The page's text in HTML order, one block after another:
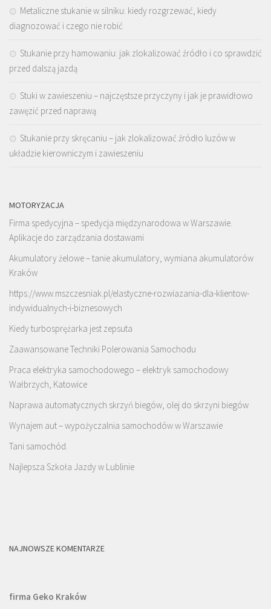
Metaliczne stukanie w silniku: kiedy rozgrzewać, kiedy
diagnozować i czego nie robić
Stukanie przy hamowaniu: jak zlokalizować źródło i co sprawdzić
przed dalszą jazdą
Stuki w zawieszeniu – najczęstsze przyczyny i jak je prawidłowo
zawęzić przed naprawą
Stukanie przy skręcaniu – jak zlokalizować źródło luzów w
układzie kierowniczym i zawieszeniu
MOTORYZACJA
Firma spedycyjna – spedycja międzynarodowa w Warszawie.
Aplikacje do zarządzania dostawami
Akumulatory żelowe – tanie akumulatory, wymiana akumulatorów
Kraków
https://www.mszczesniak.pl/elastyczne-rozwiazania-dla-klientow-
indywidualnych-i-biznesowych
Kiedy turbosprężarka jest zepsuta
Zaawansowane Techniki Polerowania Samochodu
Praca elektryka samochodowego – elektryk samochodowy
Wałbrzych, Katowice
Naprawa automatycznych skrzyń biegów, olej do skrzyni biegów
Wynajem aut – wypożyczalnia samochodów w Warszawie
Tani samochód.
Najlepsza Szkoła Jazdy w Lublinie
NAJNOWSZE KOMENTARZE
firma Geko Kraków